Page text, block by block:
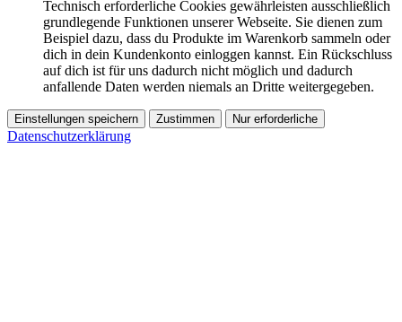
Technisch erforderliche Cookies gewährleisten ausschließlich
grundlegende Funktionen unserer Webseite. Sie dienen zum
Beispiel dazu, dass du Produkte im Warenkorb sammeln oder
dich in dein Kundenkonto einloggen kannst. Ein Rückschluss
auf dich ist für uns dadurch nicht möglich und dadurch
anfallende Daten werden niemals an Dritte weitergegeben.
Einstellungen speichern Zustimmen Nur erforderliche
Datenschutzerklärung